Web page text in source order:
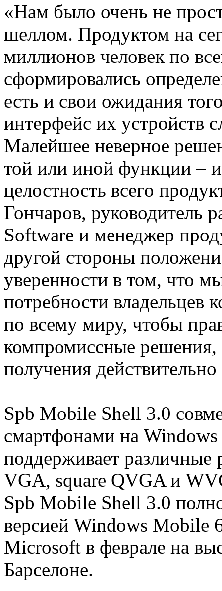
«Нам было очень не
шеллом. Продуктом на
миллионов человек по
сформировались
есть и свои ожидания
интерфейс их устройств
Малейшее неверное
той или иной функции –
целостность всего
Гончаров, руководитель
Software и менеджер
другой стороны
уверенности в том, что
потребности владельцев
по всему миру, чтобы
компромиссные
получения
Spb Mobile Shell 3.0
смартфонами на
поддерживает
VGA, square QVGA и
Spb Mobile Shell 3.0
версией Windows Mobile
Microsoft в феврале на
Барселоне.